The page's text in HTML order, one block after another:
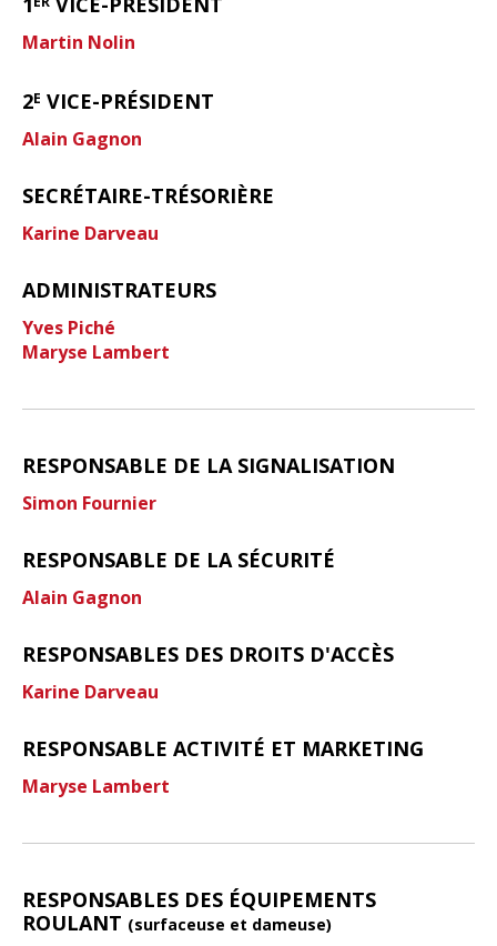
Martin Nolin
2E VICE-PRÉSIDENT
Alain Gagnon
SECRÉTAIRE-TRÉSORIÈRE
Karine Darveau
ADMINISTRATEURS
Yves Piché
Maryse Lambert
RESPONSABLE DE LA SIGNALISATION
Simon Fournier
RESPONSABLE DE LA SÉCURITÉ
Alain Gagnon
RESPONSABLES DES DROITS D'ACCÈS
Karine Darveau
RESPONSABLE ACTIVITÉ ET MARKETING
Maryse Lambert
RESPONSABLES DES ÉQUIPEMENTS
ROULANT (surfaceuse et dameuse)